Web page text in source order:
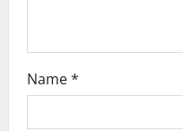
Name*